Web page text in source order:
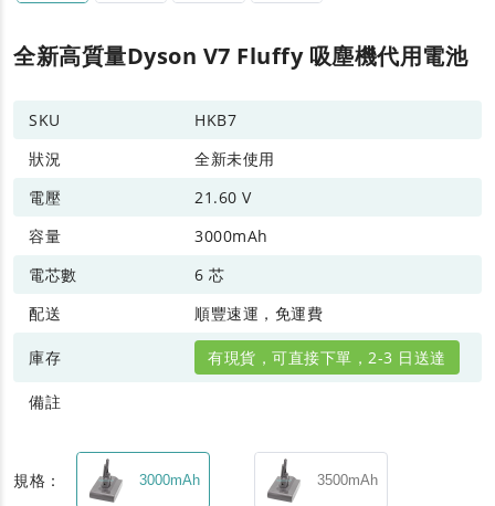
全新高質量Dyson V7 Fluffy 吸塵機代用電池
SKU
HKB7
狀況
全新未使用
電壓
21.60 V
容量
3000mAh
電芯數
6 芯
配送
順豐速運，免運費
庫存 有現貨，可直接下單，2-3 日送達
備註
規格： 3000mAh 3500mAh